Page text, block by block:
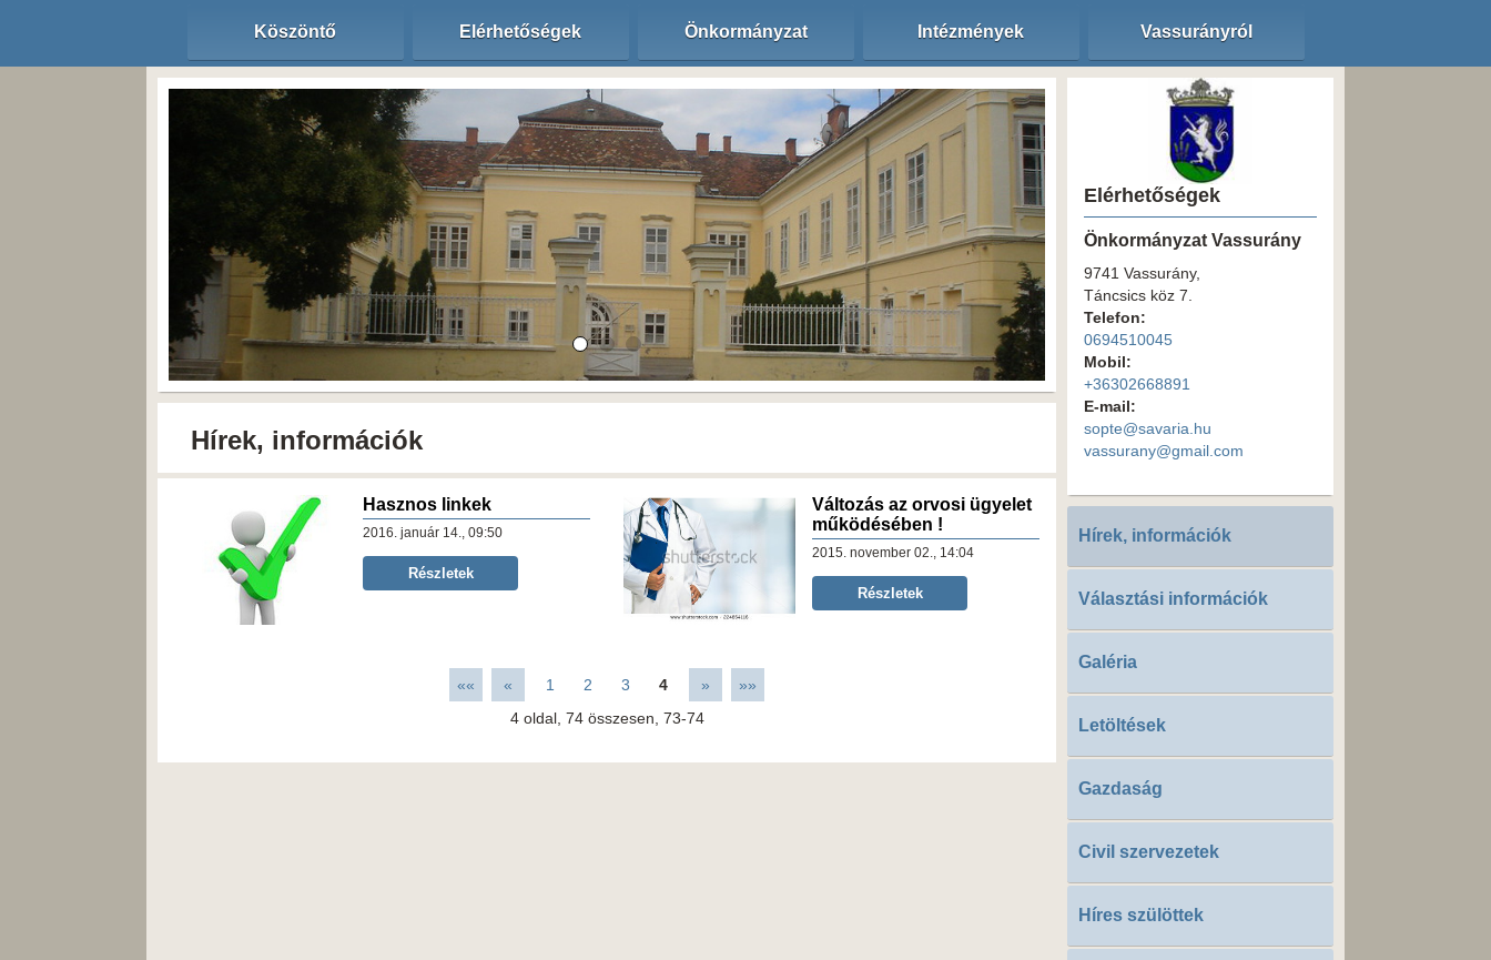
Köszöntő Elérhetőségek Önkormányzat Intézmények Vassurányról
Hírek, információk
Hasznos linkek
2016. január 14., 09:50
Részletek
Változás az orvosi ügyelet
működésében !
2015. november 02., 14:04
Részletek
«« « 1 2 3 4 »
»»
4 oldal, 74 összesen, 73-74
Elérhetőségek
Önkormányzat Vassurány
9741 Vassurány,
Táncsics köz 7.
Telefon:
0694510045
Mobil:
+36302668891
E-mail:
sopte@savaria.hu
vassurany@gmail.com
Hírek, információk
Választási információk
Galéria
Letöltések
Gazdaság
Civil szervezetek
Híres szülöttek